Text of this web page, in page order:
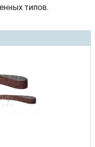
типов.